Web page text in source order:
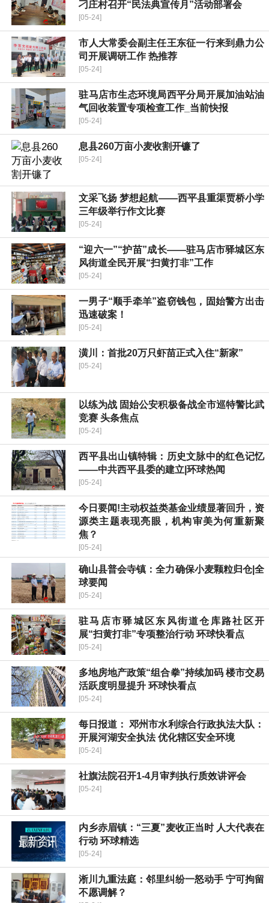
刁庄村召开“民法典宣传月”活动部署会
[05-24]
​市人大常委会副主任王东征一行来到鼎力公
司开展调研工作 热推荐
[05-24]
​驻马店市生态环境局西平分局开展加油站油
气回收装置专项检查工作_当前快报
[05-24]
​息县260万亩小麦收割开镰了
[05-24]
​文采飞扬 梦想起航——西平县重渠贾桥小学
三年级举行作文比赛
[05-24]
“迎六一”“护苗”成长——驻马店市驿城区东
风街道全民开展“扫黄打非”工作
[05-24]
一男子“顺手牵羊”盗窃钱包，固始警方出击
迅速破案！
[05-24]
潢川：首批20万只虾苗正式入住“新家”
[05-24]
以练为战 固始公安积极备战全市巡特警比武
竞赛 头条焦点
[05-24]
​西平县出山镇特辑：历史文脉中的红色记忆
——中共西平县委的建立|环球热闻
[05-24]
今日要闻!主动权益类基金业绩显著回升，资
源类主题表现亮眼，机构审美为何重新聚
焦？
[05-24]
确山县普会寺镇：全力确保小麦颗粒归仓|全
球要闻
[05-24]
驻马店市驿城区东风街道仓库路社区开
展“扫黄打非”专项整治行动 环球快看点
[05-24]
多地房地产政策“组合拳”持续加码 楼市交易
活跃度明显提升 环球快看点
[05-24]
每日报道： 邓州市水利综合行政执法大队：
开展河湖安全执法 优化辖区安全环境
[05-24]
社旗法院召开1-4月审判执行质效讲评会
[05-24]
内乡赤眉镇：“三夏”麦收正当时 人大代表在
行动 环球精选
[05-24]
淅川九重法庭：邻里纠纷一怒动手 宁可拘留
不愿调解？